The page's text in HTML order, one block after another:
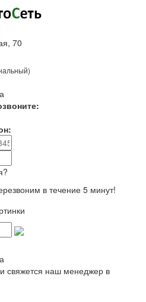
70
в течение 5 минут!
свяжется наш менеджер в